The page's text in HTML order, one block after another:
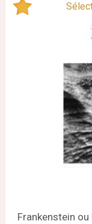
Frankenstein